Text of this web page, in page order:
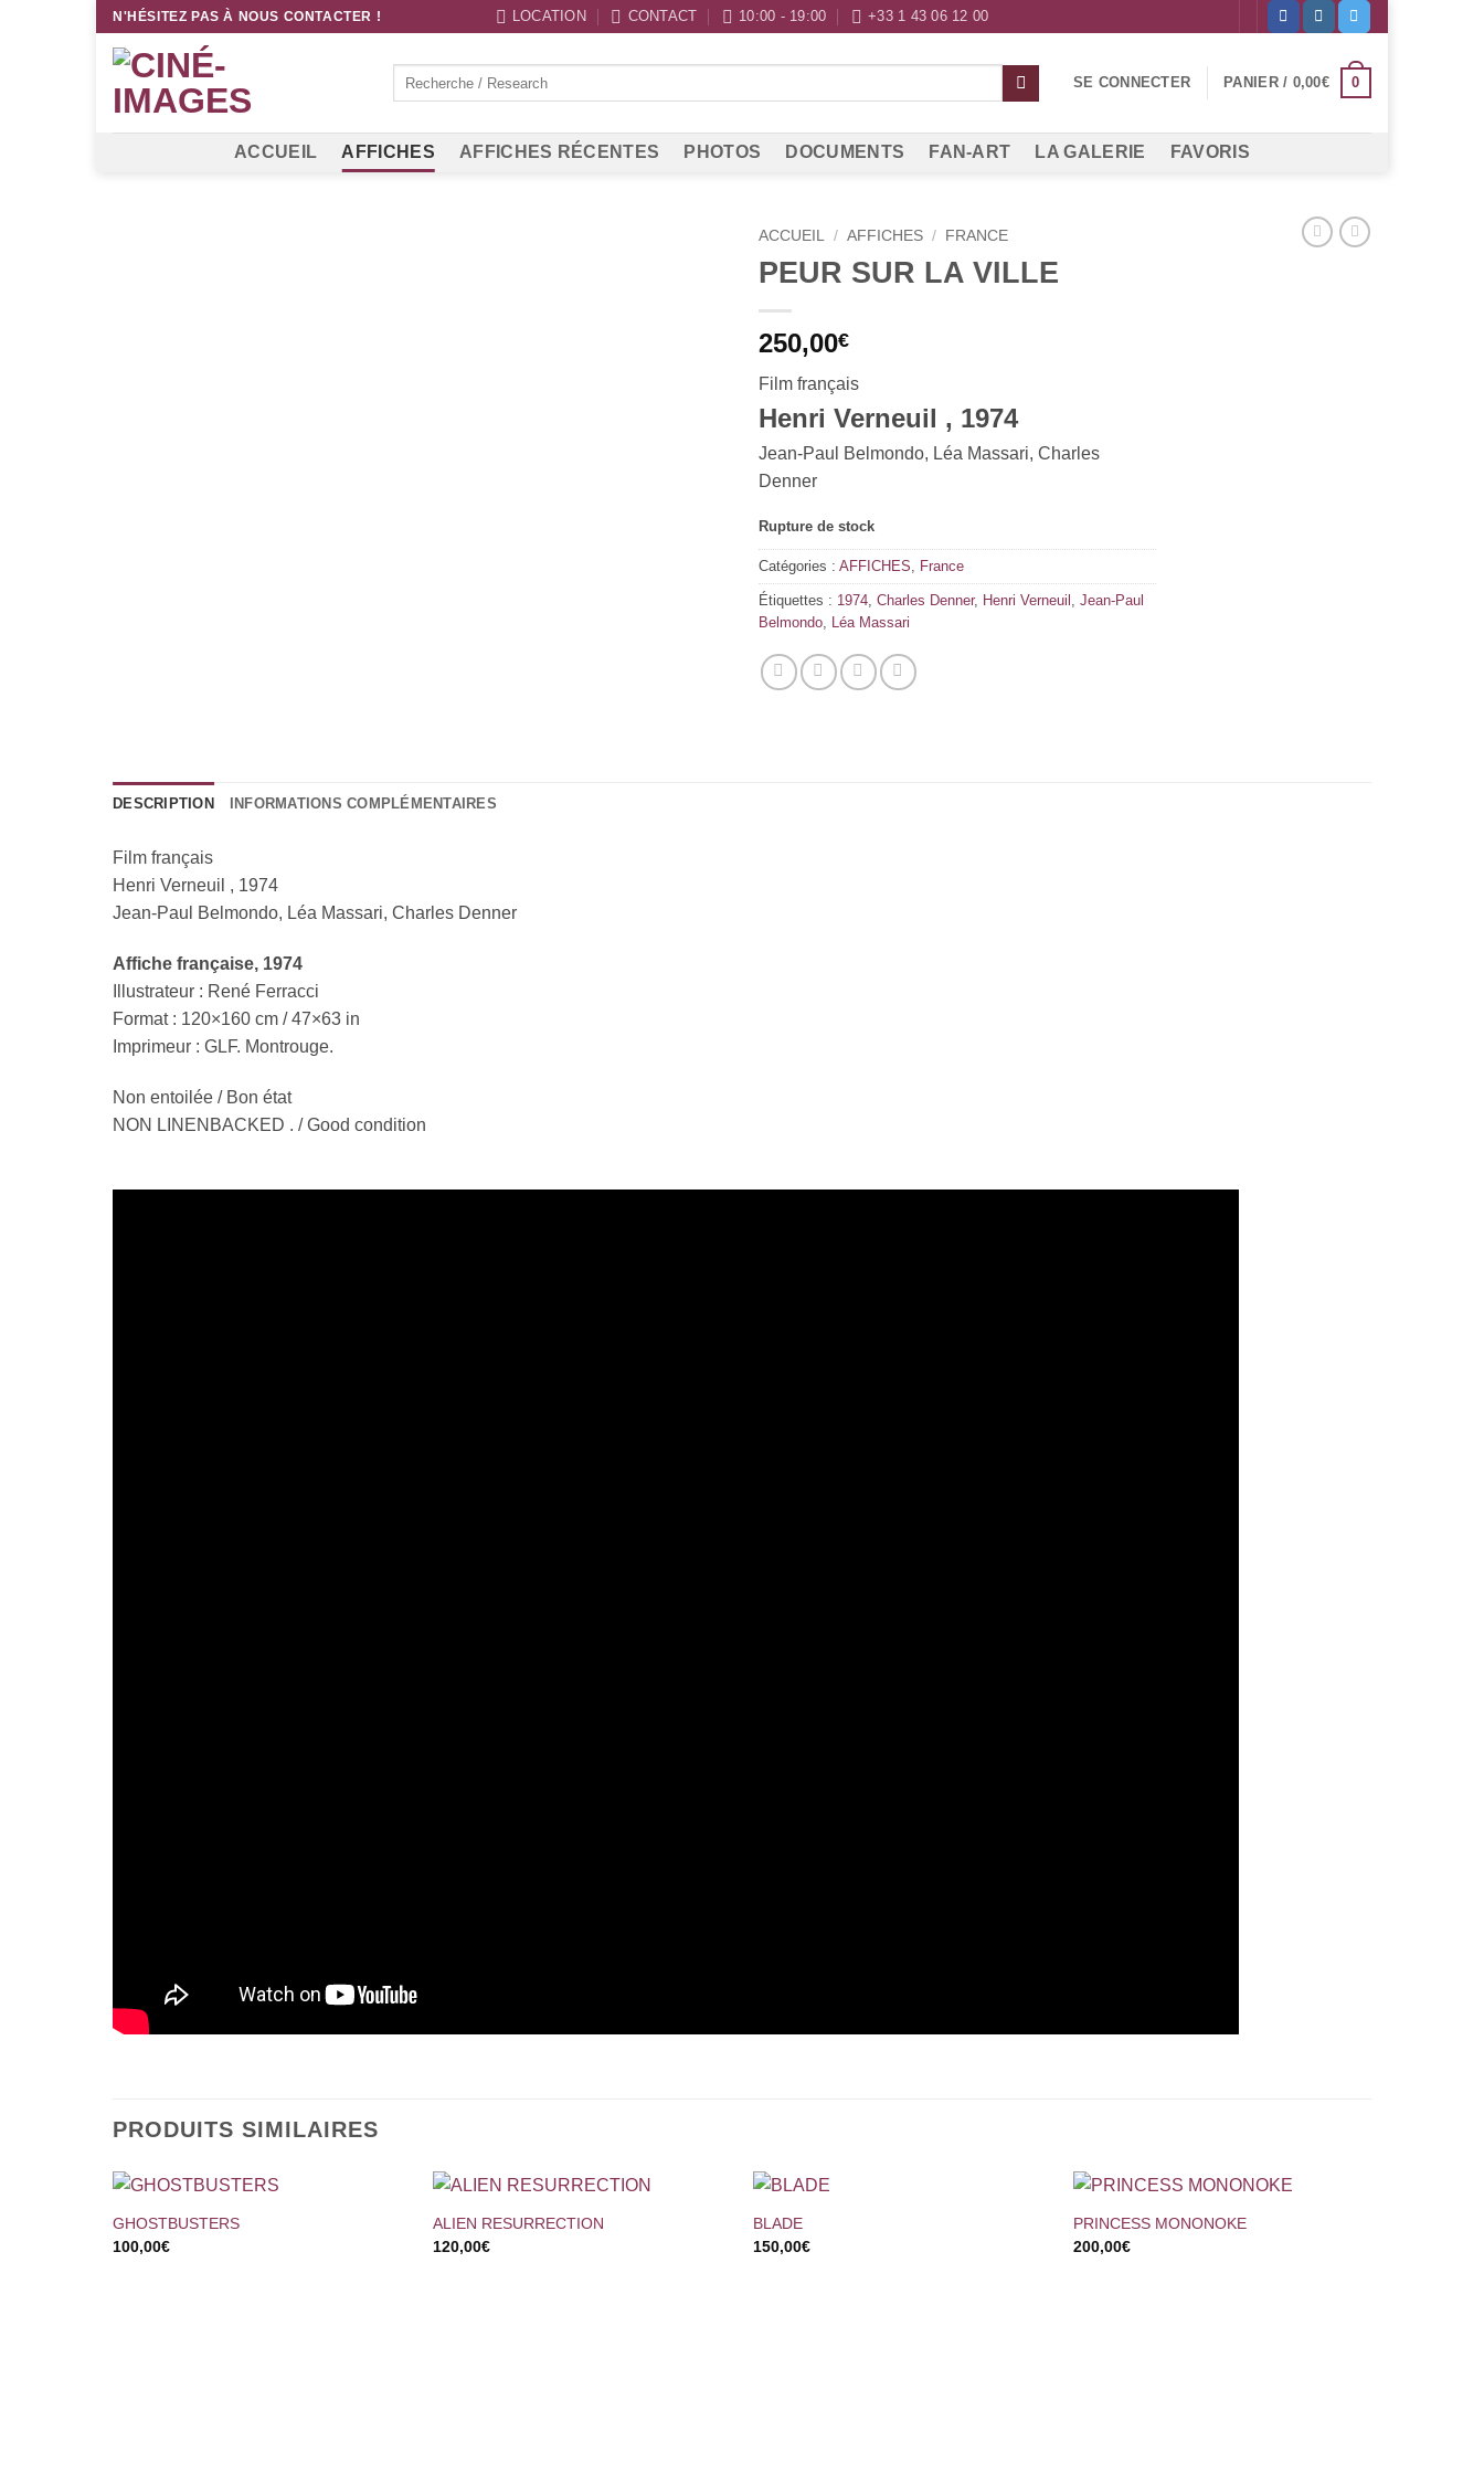
Passer
contenu
N'HÉSITEZ PAS À NOUS CONTACTER ! LOCATION CONTACT 10:00 - 19:00 +33 1 43 06 12 00
SE CONNECTER PANIER / 0,00€ 0
ACCUEIL AFFICHES AFFICHES RÉCENTES PHOTOS DOCUMENTS FAN-ART LA GALERIE FAVORIS
ACCUEIL / AFFICHES / FRANCE
PEUR SUR LA VILLE
250,00€
Film français
Henri Verneuil , 1974
Jean-Paul Belmondo, Léa Massari, Charles
Denner
Rupture de stock
Catégories : AFFICHES, France
Étiquettes : 1974, Charles Denner, Henri Verneuil , Jean-Paul
Belmondo, Léa Massari
DESCRIPTION INFORMATIONS COMPLÉMENTAIRES
Film français
Henri Verneuil , 1974
Jean-Paul Belmondo, Léa Massari, Charles Denner
Affiche française, 1974
Illustrateur : René Ferracci
Format : 120×160 cm / 47×63 in
Imprimeur : GLF. Montrouge.
Non entoilée / Bon état
NON LINENBACKED . / Good condition
PRODUITS SIMILAIRES
+
GHOSTBUSTERS
100,00€
+
ALIEN RESURRECTION
120,00€
+
BLADE
150,00€
+
PRINCESS MONONOKE
200,00€